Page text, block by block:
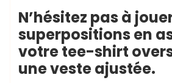
N’hésitez pas à
superpositions en
votre tee-shirt
une veste ajustée.